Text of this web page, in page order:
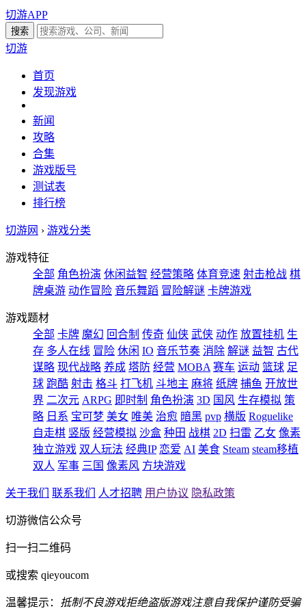
切游APP
切游
首页
发现游戏
新闻
攻略
合集
游戏版号
测试表
排行榜
切游网 › 游戏分类
游戏特征
全部 角色扮演 休闲益智 经营策略 体育竞速 射击枪战 棋
牌桌游 动作冒险 音乐舞蹈 冒险解谜 卡牌游戏
游戏题材
全部 卡牌 魔幻 回合制 传奇 仙侠 武侠 动作 放置挂机 生
存 多人在线 冒险 休闲 IO 音乐节奏 消除 解谜 益智 古代
谋略 现代战略 养成 塔防 经营 MOBA 赛车 运动 篮球 足
球 跑酷 射击 格斗 打飞机 斗地主 麻将 纸牌 捕鱼 开放世
界 二次元 ARPG 即时制 角色扮演 3D 国风 生存模拟 策
略 日系 宝可梦 美女 唯美 治愈 暗黑 pvp 横版 Roguelike
自走棋 竖版 经营模拟 沙盒 种田 战棋 2D 扫雷 乙女 像素
独立游戏 双人玩法 经典IP 恋爱 AI 美食 Steam steam移植
双人 军事 三国 像素风 方块游戏
关于我们 联系我们 人才招聘 用户协议 隐私政策
切游微信公众号
扫一扫二维码
或搜索 qieyoucom
温馨提示： 抵制不良游戏拒绝盗版游戏注意自我保护谨防受骗